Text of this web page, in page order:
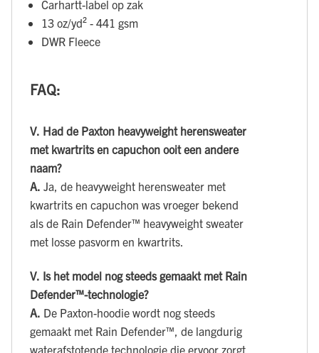
Carhartt-label op zak
13 oz/yd² - 441 gsm
DWR Fleece
FAQ:
V. Had de Paxton heavyweight herensweater
met kwartrits en capuchon ooit een andere
naam?
A. Ja, de heavyweight herensweater met
kwartrits en capuchon was vroeger bekend
als de Rain Defender™ heavyweight sweater
met losse pasvorm en kwartrits.
V. Is het model nog steeds gemaakt met Rain
Defender™-technologie?
A. De Paxton-hoodie wordt nog steeds
gemaakt met Rain Defender™, de langdurig
waterafstotende technologie die ervoor zorgt